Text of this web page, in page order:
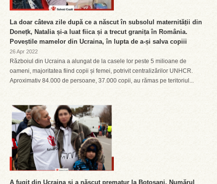
La doar câteva zile după ce a născut în subsolul maternității din
Donețk, Natalia și-a luat fiica și a trecut granița în România.
Poveștile mamelor din Ucraina, în lupta de a-și salva copiii
26 Apr 2022
Războiul din Ucraina a alungat de la casele lor peste 5 milioane de
oameni, majoritatea fiind copii și femei, potrivit centralizărilor UNHCR.
Aproximativ 84.000 de persoane, 37.000 copii, au rămas pe teritoriul...
A fugit din Ucraina și a născut prematur la Botoșani. Numărul